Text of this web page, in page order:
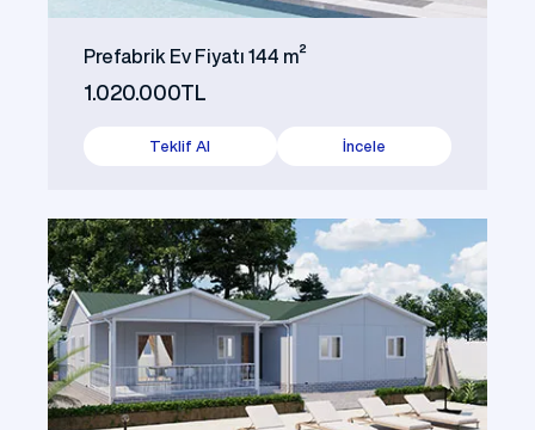
Prefabrik Ev Fiyatı 144 m²
1.020.000TL
Teklif Al İncele